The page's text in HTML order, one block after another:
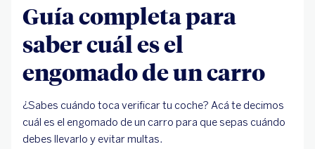
Guía completa para
saber cuál es el
engomado de un carro
¿Sabes cuándo toca verificar tu coche? Acá te decimos
cuál es el engomado de un carro para que sepas cuándo
debes llevarlo y evitar multas.